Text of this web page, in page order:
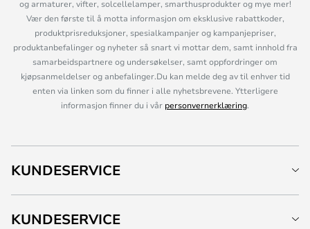
og armaturer, vifter, solcellelamper, smarthusprodukter og mye mer!
Vær den første til å motta informasjon om eksklusive rabattkoder,
produktprisreduksjoner, spesialkampanjer og kampanjepriser,
produktanbefalinger og nyheter så snart vi mottar dem, samt innhold fra
samarbeidspartnere og undersøkelser, samt oppfordringer om
kjøpsanmeldelser og anbefalinger.Du kan melde deg av til enhver tid
enten via linken som du finner i alle nyhetsbrevene. Ytterligere
informasjon finner du i vår personvernerklæring.
KUNDESERVICE
KUNDESERVICE